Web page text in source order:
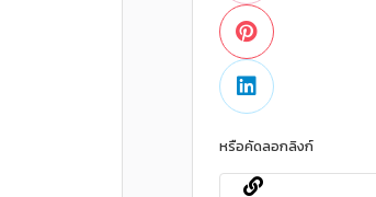
หรือคัดลอกลิงก์